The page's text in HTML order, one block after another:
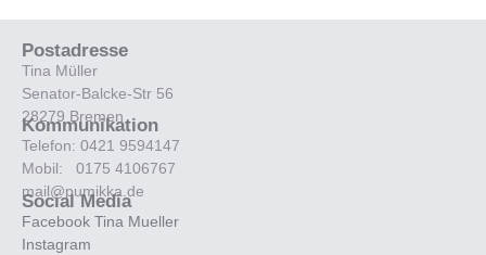
Postadresse
Tina Müller
Senator-Balcke-Str 56
28279 Bremen
Kommunikation
Telefon: 0421 9594147
Mobil: 0175 4106767
mail@pumikka.de
Social Media
Facebook Tina Mueller
Instagram